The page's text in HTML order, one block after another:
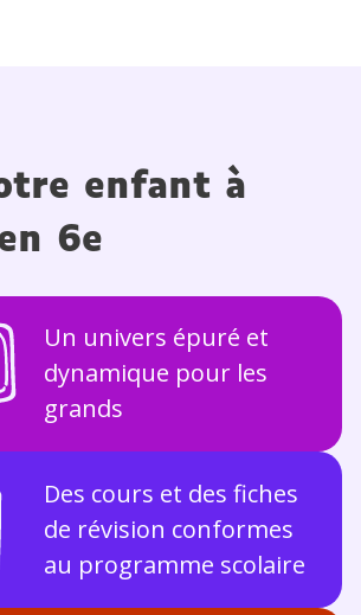
enfant à
6e
Un univers épuré et
dynamique pour les
grands
Des cours et des fiches
de révision conformes
au programme scolaire